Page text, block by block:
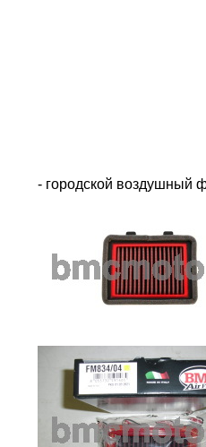
- городской воздушный